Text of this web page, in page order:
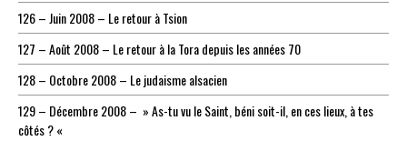
126 – Juin 2008 – Le retour à Tsion
127 – Août 2008 – Le retour à la Tora depuis les années 70
128 – Octobre 2008 – Le judaisme alsacien
129 – Décembre 2008 – » As-tu vu le Saint, béni soit-il, en ces lieux, à tes
côtés ? «